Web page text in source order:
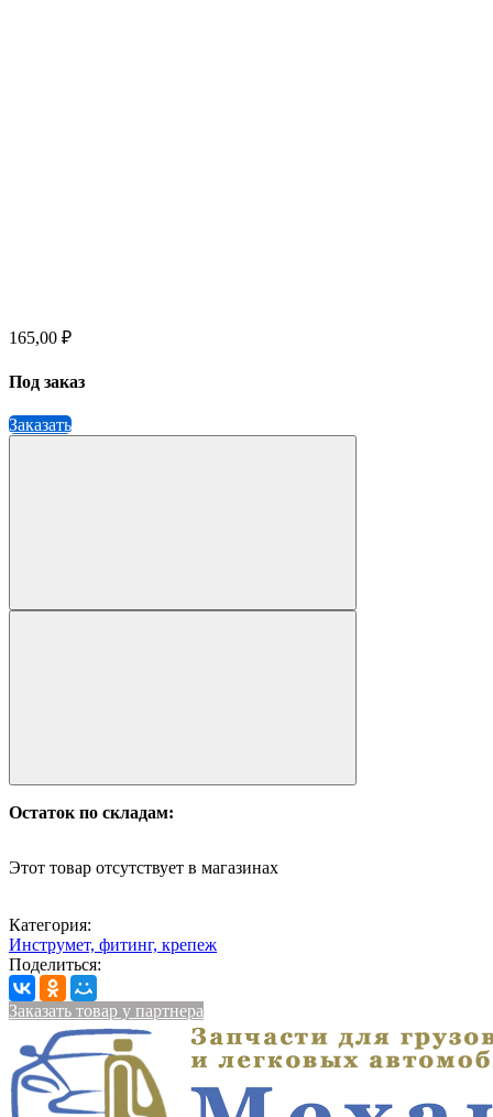
165,00 ₽
Под заказ
Заказать
Остаток по складам:
Этот товар отсутствует в магазинах
Категория:
Инструмет, фитинг, крепеж
Поделиться:
Заказать товар у партнера